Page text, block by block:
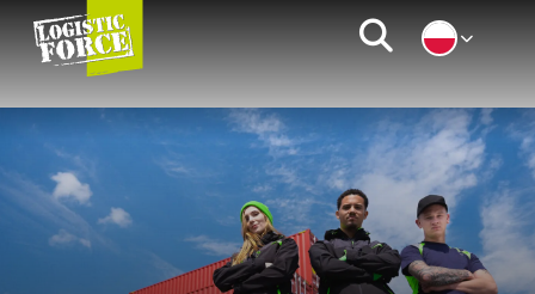
Logistic
Force
|
Zoeken